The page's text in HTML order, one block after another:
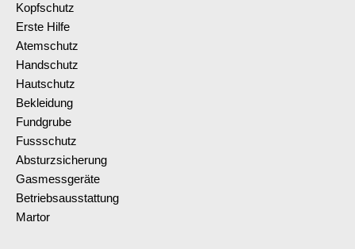
Kopfschutz
Erste Hilfe
Atemschutz
Handschutz
Hautschutz
Bekleidung
Fundgrube
Fussschutz
Absturzsicherung
Gasmessgeräte
Betriebsausstattung
Martor